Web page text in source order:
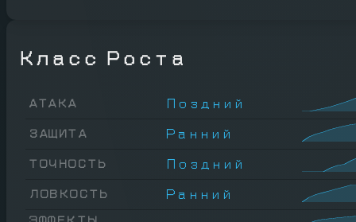
Класс Роста
АТАКА Поздний
ЗАЩИТА Ранний
ТОЧНОСТЬ Поздний
ЛОВКОСТЬ Ранний